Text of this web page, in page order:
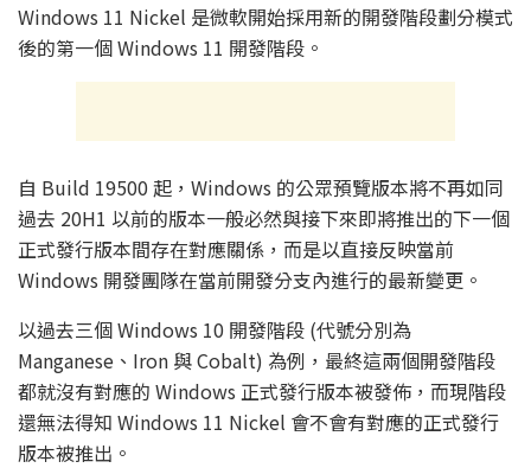
Windows 11 Nickel 是微軟開始採用新的開發階段劃分模式
後的第一個 Windows 11 開發階段。
自 Build 19500 起，Windows 的公眾預覽版本將不再如同
過去 20H1 以前的版本一般必然與接下來即將推出的下一個
正式發行版本間存在對應關係，而是以直接反映當前
Windows 開發團隊在當前開發分支內進行的最新變更。
以過去三個 Windows 10 開發階段 (代號分別為
Manganese、Iron 與 Cobalt) 為例，最終這兩個開發階段
都就沒有對應的 Windows 正式發行版本被發佈，而現階段
還無法得知 Windows 11 Nickel 會不會有對應的正式發行
版本被推出。